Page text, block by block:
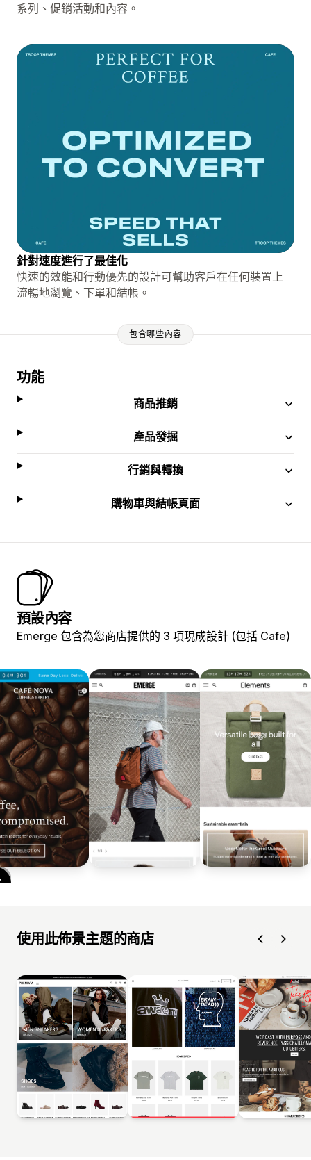
系列、促銷活動和內容。
針對速度進行了最佳化
快速的效能和行動優先的設計可幫助客戶在任何裝置上
流暢地瀏覽、下單和結帳。
包含哪些內容
功能
商品推銷
產品發掘
行銷與轉換
購物車與結帳頁面
預設內容
Emerge 包含為您商店提供的 3 項現成設計 (包括 Cafe)
使用此佈景主題的商店